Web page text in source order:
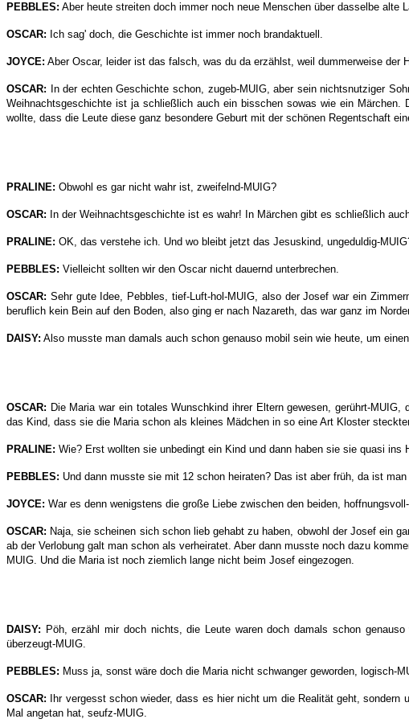
PEBBLES: Aber heute streiten doch immer noch neue Menschen über dasselbe
OSCAR: Ich sag' doch, die Geschichte ist immer noch brandaktuell.
JOYCE: Aber Oscar, leider ist das falsch, was du da erzählst, weil dummerweise
OSCAR: In der echten Geschichte schon, zugeb-MUIG, aber sein nichtsnutziger
Weihnachtsgeschichte ist ja schließlich auch ein bisschen sowas wie ein
wollte, dass die Leute diese ganz besondere Geburt mit der schönen Regentschaft
PRALINE: Obwohl es gar nicht wahr ist, zweifelnd-MUIG?
OSCAR: In der Weihnachtsgeschichte ist es wahr! In Märchen gibt es schließlich
PRALINE: OK, das verstehe ich. Und wo bleibt jetzt das Jesuskind, ungeduldig-
PEBBLES: Vielleicht sollten wir den Oscar nicht dauernd unterbrechen.
OSCAR: Sehr gute Idee, Pebbles, tief-Luft-hol-MUIG, also der Josef war ein
beruflich kein Bein auf den Boden, also ging er nach Nazareth, das war ganz im
DAISY: Also musste man damals auch schon genauso mobil sein wie heute, um
OSCAR: Die Maria war ein totales Wunschkind ihrer Eltern gewesen, gerührt-
das Kind, dass sie die Maria schon als kleines Mädchen in so eine Art Kloster
PRALINE: Wie? Erst wollten sie unbedingt ein Kind und dann haben sie sie quasi
PEBBLES: Und dann musste sie mit 12 schon heiraten? Das ist aber früh, da ist
JOYCE: War es denn wenigstens die große Liebe zwischen den beiden,
OSCAR: Naja, sie scheinen sich schon lieb gehabt zu haben, obwohl der Josef ein
ab der Verlobung galt man schon als verheiratet. Aber dann musste noch dazu
MUIG. Und die Maria ist noch ziemlich lange nicht beim Josef eingezogen.
DAISY: Pöh, erzähl mir doch nichts, die Leute waren doch damals schon
überzeugt-MUIG.
PEBBLES: Muss ja, sonst wäre doch die Maria nicht schwanger geworden, logisch-
OSCAR: Ihr vergesst schon wieder, dass es hier nicht um die Realität geht,
Mal angetan hat, seufz-MUIG.